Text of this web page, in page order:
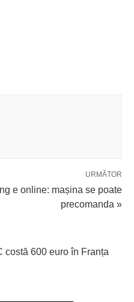
URMĂTOR
e online: mașina se poate
precomanda »
costă 600 euro în Franța